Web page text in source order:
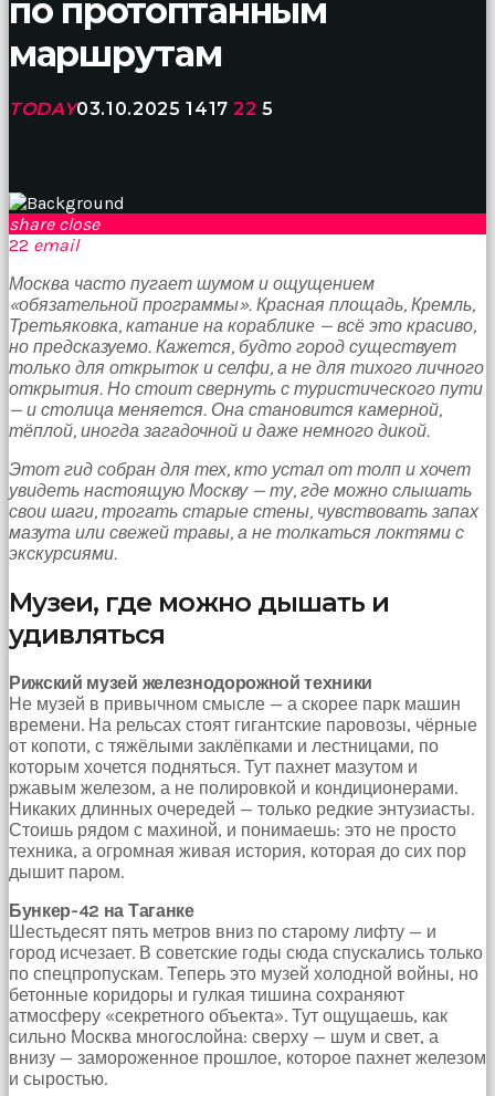
birbirlerine
ederek
yapmak
porno
Arkadaşımın
evine
gittiğimde
tombul
annesinin
kıçına
bakmaktan
hiç
bir
şeye
olamıyordum
sikiş
Bu
kadın
bir
ortadan
kaybolduğunda
evde
oda
gezerek
onu
aramaya
başladım
brazzers
Onu
banyoda
gördüğümde
memelerinin
selfie
çekerken
yakaladım
porno
Bir
süre
sessizce
onu
izliyordum
по протоптанным
маршрутам
TODAY03.10.2025141722 5
share close
22 email
Москва часто пугает шумом и ощущением
«обязательной программы». Красная площадь, Кремль,
Третьяковка, катание на кораблике — всё это красиво,
но предсказуемо. Кажется, будто город существует
только для открыток и селфи, а не для тихого личного
открытия. Но стоит свернуть с туристического пути
— и столица меняется. Она становится камерной,
тёплой, иногда загадочной и даже немного дикой.
Этот гид собран для тех, кто устал от толп и хочет
увидеть настоящую Москву — ту, где можно слышать
свои шаги, трогать старые стены, чувствовать запах
мазута или свежей травы, а не толкаться локтями с
экскурсиями.
Музеи, где можно дышать и
удивляться
Рижский музей железнодорожной техники
Не музей в привычном смысле — а скорее парк машин
времени. На рельсах стоят гигантские паровозы, чёрные
от копоти, с тяжёлыми заклёпками и лестницами, по
которым хочется подняться. Тут пахнет мазутом и
ржавым железом, а не полировкой и кондиционерами.
Никаких длинных очередей — только редкие энтузиасты.
Стоишь рядом с махиной, и понимаешь: это не просто
техника, а огромная живая история, которая до сих пор
дышит паром.
Бункер-42 на Таганке
Шестьдесят пять метров вниз по старому лифту — и
город исчезает. В советские годы сюда спускались только
по спецпропускам. Теперь это музей холодной войны, но
бетонные коридоры и гулкая тишина сохраняют
атмосферу «секретного объекта». Тут ощущаешь, как
сильно Москва многослойна: сверху — шум и свет, а
внизу — замороженное прошлое, которое пахнет железом
и сыростью.